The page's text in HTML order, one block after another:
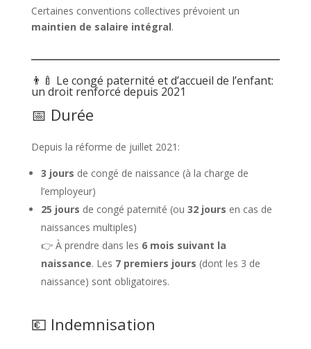
Certaines conventions collectives prévoient un
maintien de salaire intégral.
👨‍🍼 Le congé paternité et d’accueil de l’enfant:
un droit renforcé depuis 2021
📅 Durée
Depuis la réforme de juillet 2021:
3 jours de congé de naissance (à la charge de
l’employeur)
25 jours de congé paternité (ou 32 jours en cas de
naissances multiples)
👉 À prendre dans les 6 mois suivant la
naissance. Les 7 premiers jours (dont les 3 de
naissance) sont obligatoires.
💶 Indemnisation